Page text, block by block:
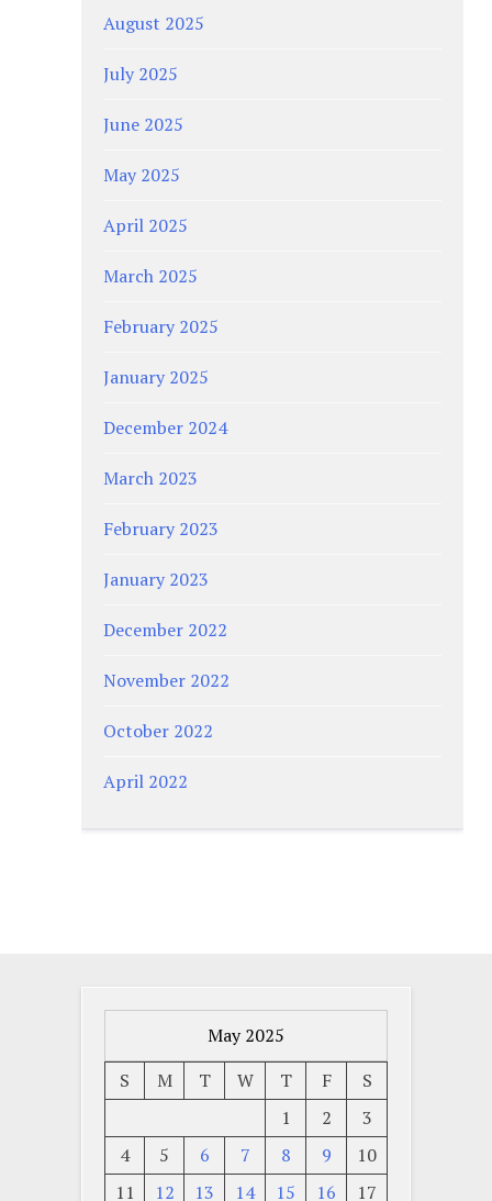
August 2025
July 2025
June 2025
May 2025
April 2025
March 2025
February 2025
January 2025
December 2024
March 2023
February 2023
January 2023
December 2022
November 2022
October 2022
April 2022
May 2025
S
M T W T F
S
1
2
3
4
5 6 7 8 9
10
11
12 13 14 15 16 17